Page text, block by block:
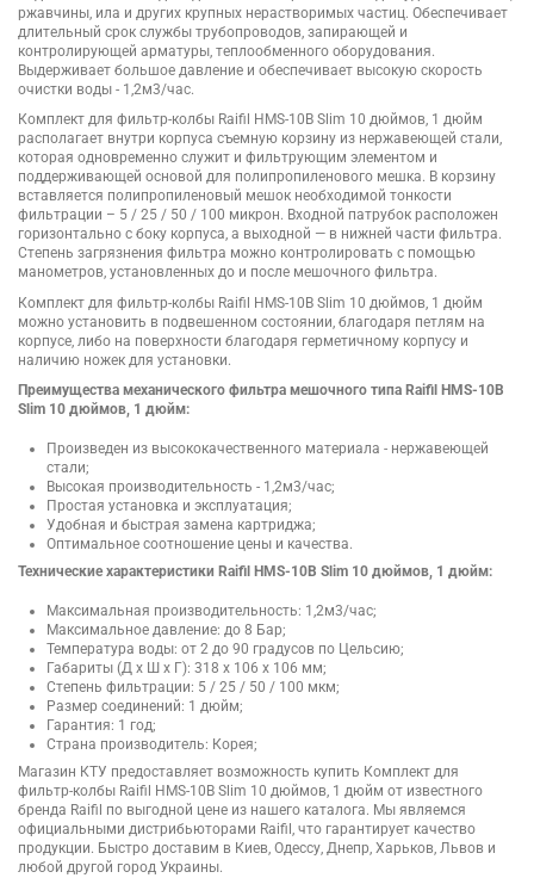
ржавчины, ила и других крупных нерастворимых частиц. Обеспечивает
длительный срок службы трубопроводов, запирающей и
контролирующей арматуры, теплообменного оборудования.
Выдерживает большое давление и обеспечивает высокую скорость
очистки воды - 1,2м3/час.
Комплект для фильтр-колбы Raifil HMS-10B Slim 10 дюймов, 1 дюйм
располагает внутри корпуса съемную корзину из нержавеющей стали,
которая одновременно служит и фильтрующим элементом и
поддерживающей основой для полипропиленового мешка. В корзину
вставляется полипропиленовый мешок необходимой тонкости
фильтрации – 5 / 25 / 50 / 100 микрон. Входной патрубок расположен
горизонтально с боку корпуса, а выходной — в нижней части фильтра.
Степень загрязнения фильтра можно контролировать с помощью
манометров, установленных до и после мешочного фильтра.
Комплект для фильтр-колбы Raifil HMS-10B Slim 10 дюймов, 1 дюйм
можно установить в подвешенном состоянии, благодаря петлям на
корпусе, либо на поверхности благодаря герметичному корпусу и
наличию ножек для установки.
Преимущества механического фильтра мешочного типа Raifil HMS-10B
Slim 10 дюймов, 1 дюйм:
Произведен из высококачественного материала - нержавеющей
стали;
Высокая производительность - 1,2м3/час;
Простая установка и эксплуатация;
Удобная и быстрая замена картриджа;
Оптимальное соотношение цены и качества.
Технические характеристики Raifil HMS-10B Slim 10 дюймов, 1 дюйм:
Максимальная производительность: 1,2м3/час;
Максимальное давление: до 8 Бар;
Температура воды: от 2 до 90 градусов по Цельсию;
Габариты (Д х Ш х Г): 318 х 106 х 106 мм;
Степень фильтрации: 5 / 25 / 50 / 100 мкм;
Размер соединений: 1 дюйм;
Гарантия: 1 год;
Страна производитель: Корея;
Магазин КТУ предоставляет возможность купить Комплект для
фильтр-колбы Raifil HMS-10B Slim 10 дюймов, 1 дюйм от известного
бренда Raifil по выгодной цене из нашего каталога. Мы являемся
официальными дистрибьюторами Raifil, что гарантирует качество
продукции. Быстро доставим в Киев, Одессу, Днепр, Харьков, Львов и
любой другой город Украины.